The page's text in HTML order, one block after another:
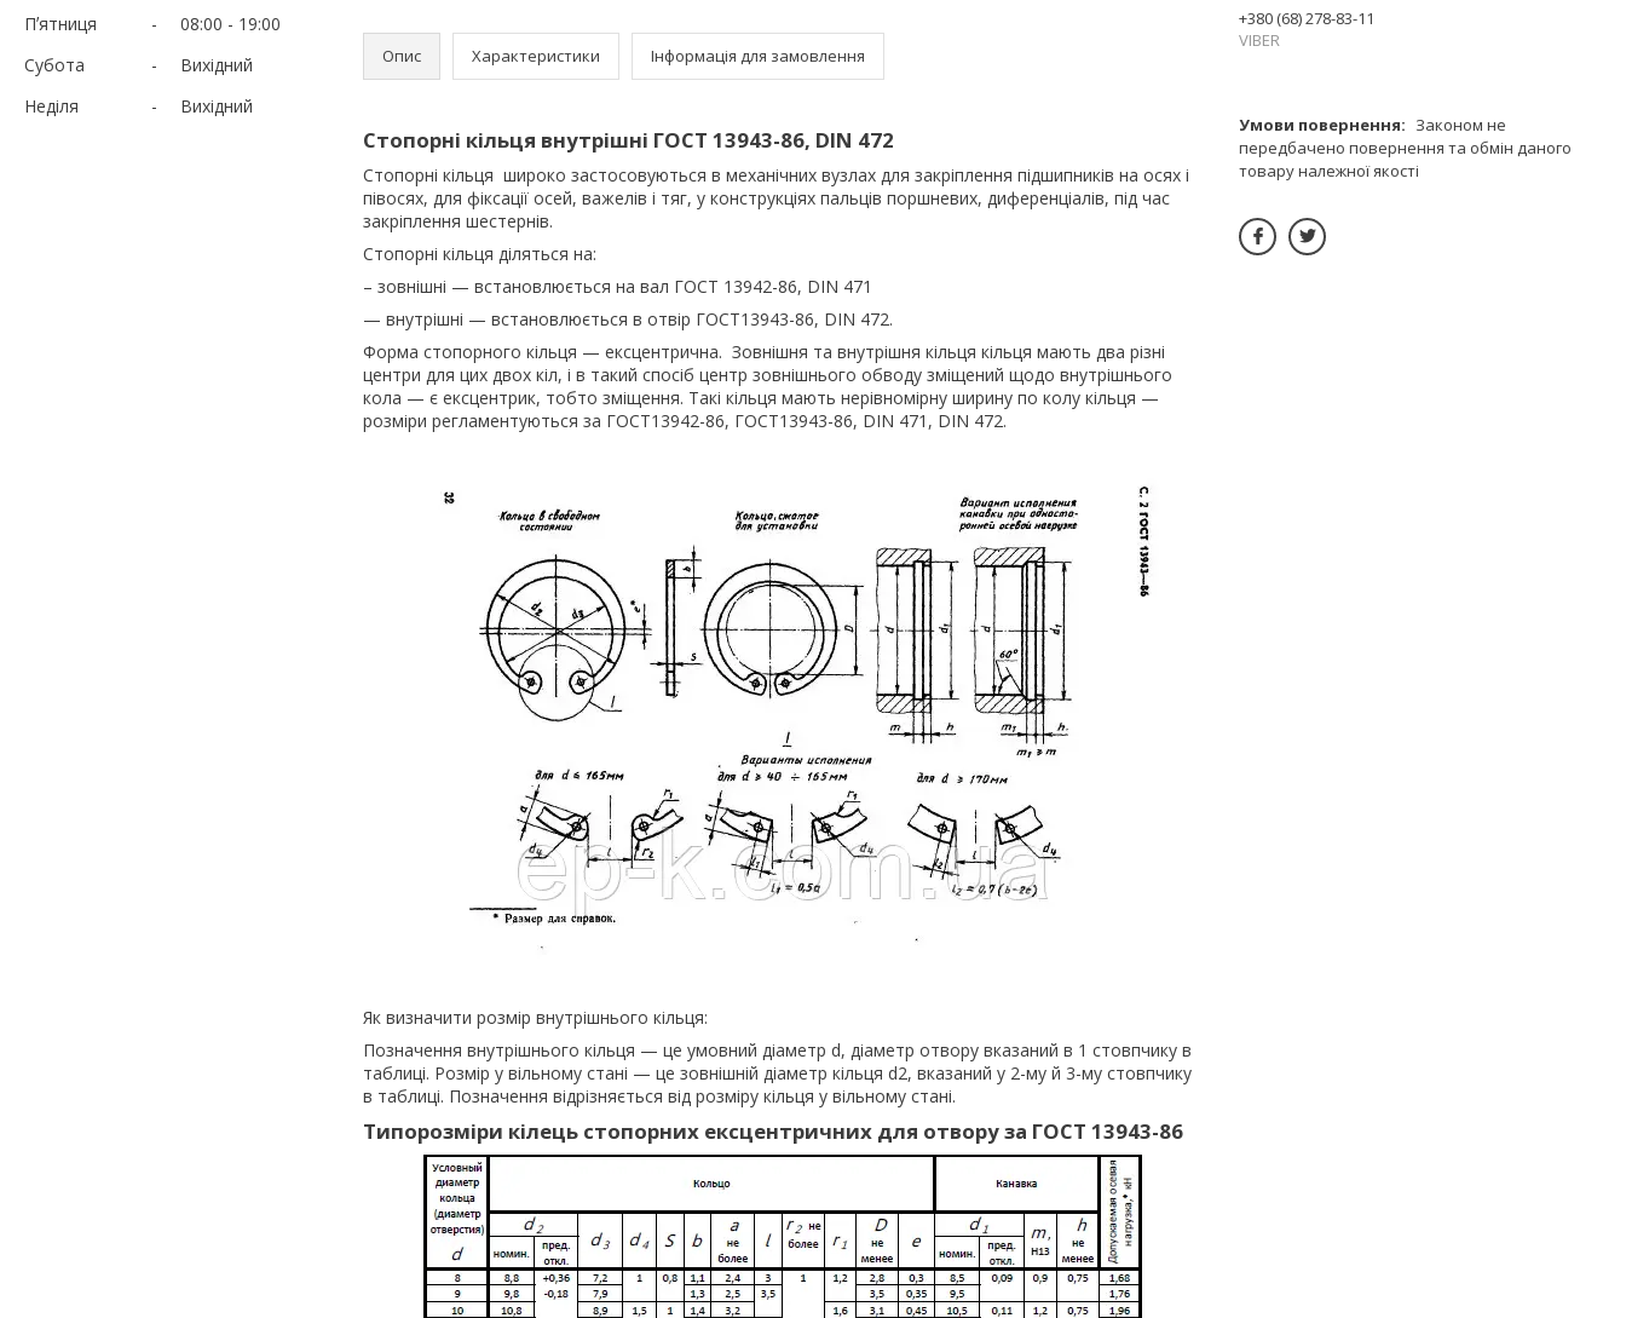
Пʼятниця
08:00
19:00
Субота
Вихідний
Неділя
Вихідний
Опис Характеристики Інформація для замовлення
Стопорні кільця внутрішні ГОСТ 13943-86, DIN 472
Стопорні кільця широко застосовуються в механічних вузлах для закріплення підшипників на осях і
півосях, для фіксації осей, важелів і тяг, у конструкціях пальців поршневих, диференціалів, під час
закріплення шестернів.
Стопорні кільця діляться на:
– зовнішні — встановлюється на вал ГОСТ 13942-86, DIN 471
— внутрішні — встановлюється в отвір ГОСТ13943-86, DIN 472.
Форма стопорного кільця — ексцентрична. Зовнішня та внутрішня кільця кільця мають два різні
центри для цих двох кіл, і в такий спосіб центр зовнішнього обводу зміщений щодо внутрішнього
кола — є ексцентрик, тобто зміщення. Такі кільця мають нерівномірну ширину по колу кільця —
розміри регламентуються за ГОСТ13942-86, ГОСТ13943-86, DIN 471, DIN 472.
Як визначити розмір внутрішнього кільця:
Позначення внутрішнього кільця — це умовний діаметр d, діаметр отвору вказаний в 1 стовпчику в
таблиці. Розмір у вільному стані — це зовнішній діаметр кільця d2, вказаний у 2-му й 3-му стовпчику
в таблиці. Позначення відрізняється від розміру кільця у вільному стані.
Типорозміри кілець стопорних ексцентричних для отвору за ГОСТ 13943-86
+380 (68) 278-83-11
VIBER
Законом не
передбачено повернення та обмін даного
товару належної якості